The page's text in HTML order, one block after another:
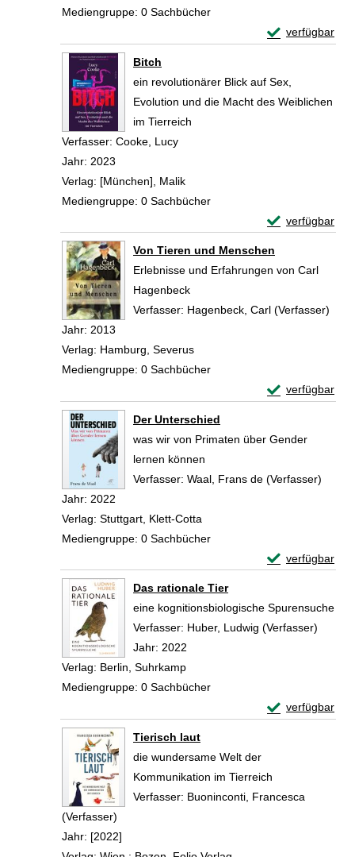
Mediengruppe: 0 Sachbücher
verfügbar
Exemplar-
Bitch
ein revolutionärer Blick auf Sex,
Evolution und die Macht des Weiblichen
im Tierreich
Verfasser: Cooke, Lucy
Jahr: 2023
Verlag: [München], Malik
Mediengruppe: 0 Sachbücher
verfügbar
Exemplar-
Von Tieren und Menschen
Erlebnisse und Erfahrungen von Carl
Hagenbeck
Verfasser: Hagenbeck, Carl (Verfasser)
Jahr: 2013
Verlag: Hamburg, Severus
Mediengruppe: 0 Sachbücher
verfügbar
Exemplar-
Der Unterschied
was wir von Primaten über Gender
lernen können
Verfasser: Waal, Frans de (Verfasser)
Jahr: 2022
Verlag: Stuttgart, Klett-Cotta
Mediengruppe: 0 Sachbücher
verfügbar
Exemplar-
Das rationale Tier
eine kognitionsbiologische Spurensuche
Verfasser: Huber, Ludwig (Verfasser)
Jahr: 2022
Verlag: Berlin, Suhrkamp
Mediengruppe: 0 Sachbücher
verfügbar
Exemplar-
Tierisch laut
die wundersame Welt der
Kommunikation im Tierreich
Verfasser: Buoninconti, Francesca
(Verfasser)
Jahr: [2022]